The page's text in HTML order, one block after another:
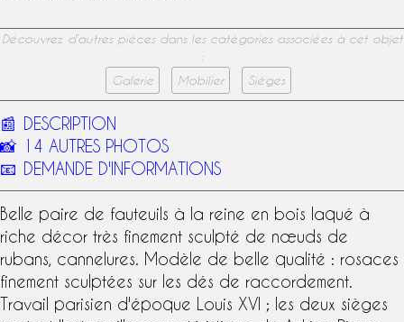
Découvrez d’autres pièces dans les catégories associées à cet objet
:
Galerie
Mobilier Sièges
📰 DESCRIPTION
📸 14 AUTRES PHOTOS
📧 DEMANDE D'INFORMATIONS
Belle paire de fauteuils à la reine en bois laqué à
riche décor très finement sculpté de nœuds de
rubans, cannelures. Modèle de belle qualité : rosaces
finement sculptées sur les dés de raccordement.
Travail parisien d'époque Louis XVI ; les deux sièges